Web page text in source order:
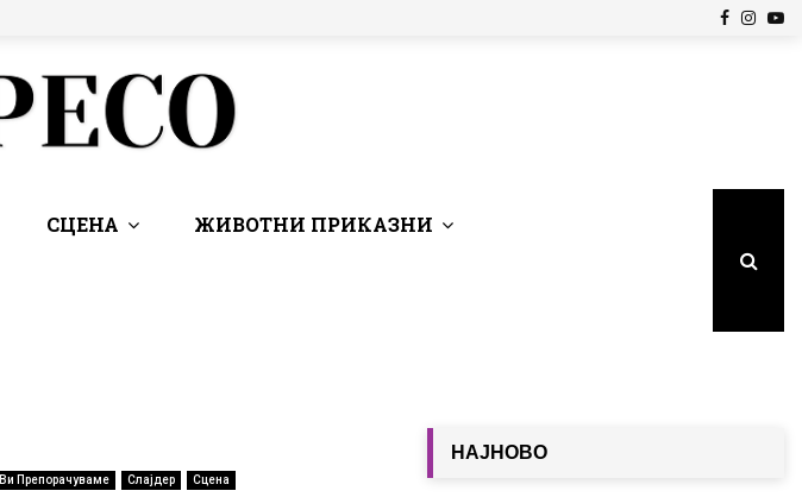
Facebook
СЦЕНА ЖИВОТНИ ПРИКАЗНИ
Ви Препорачуваме Слајдер Сцена
НАЈНОВО